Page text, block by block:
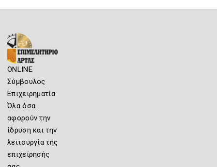
ONLINE
Σύμβουλος
Επιχειρηματία
Όλα όσα
αφορούν την
ίδρυση και την
λειτουργία της
επιχείρησής